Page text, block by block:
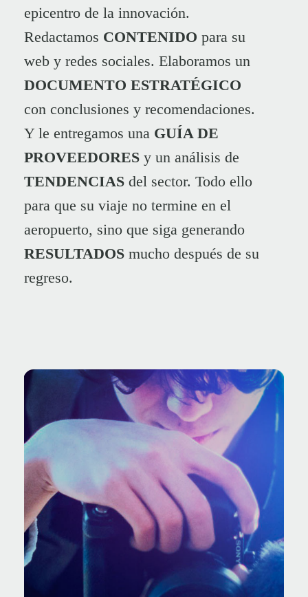
epicentro de la innovación.
Redactamos CONTENIDO para su
web y redes sociales. Elaboramos un
DOCUMENTO ESTRATÉGICO
con conclusiones y recomendaciones.
Y le entregamos una GUÍA DE
PROVEEDORESy un análisis de
TENDENCIASdel sector. Todo ello
para que su viaje no termine en el
aeropuerto, sino que siga generando
RESULTADOSmucho después de su
regreso.